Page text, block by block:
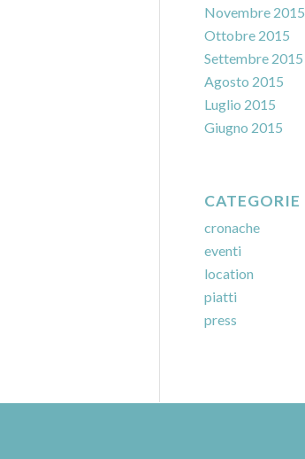
Novembre 2015
Ottobre 2015
Settembre 2015
Agosto 2015
Luglio 2015
Giugno 2015
CATEGORIE
cronache
eventi
location
piatti
press